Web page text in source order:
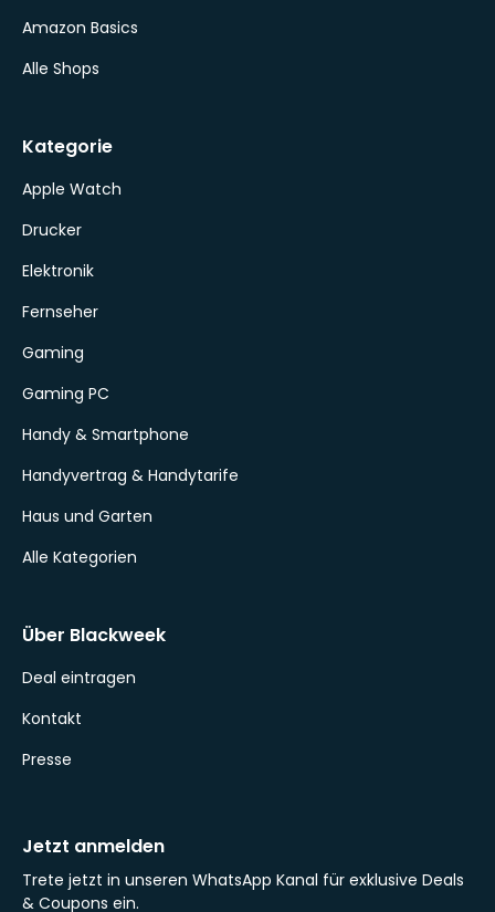
Amazon Basics
Alle Shops
Kategorie
Apple Watch
Drucker
Elektronik
Fernseher
Gaming
Gaming PC
Handy & Smartphone
Handyvertrag & Handytarife
Haus und Garten
Alle Kategorien
Über Blackweek
Deal eintragen
Kontakt
Presse
Jetzt anmelden
Trete jetzt in unseren WhatsApp Kanal für exklusive Deals
& Coupons ein.